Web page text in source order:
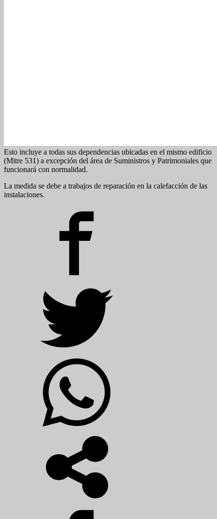
Esto incluye a todas sus dependencias ubicadas en el mismo edificio
(Mitre 531) a excepción del área de Suministros y Patrimoniales que
funcionará con normalidad.
La medida se debe a trabajos de reparación en la calefacción de las
instalaciones.